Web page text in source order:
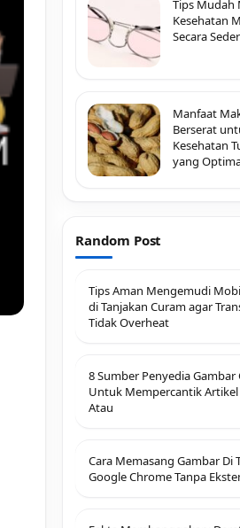
Tips Mudah
Kesehatan
Secara
Manfaat
Berserat
Kesehatan
yang
Random Post
Tips Aman Mengemudi
di Tanjakan Curam agar
Tidak Overheat
8 Sumber Penyedia Gambar
Untuk Mempercantik Artikel
Atau
Cara Memasang Gambar Di
Google Chrome Tanpa